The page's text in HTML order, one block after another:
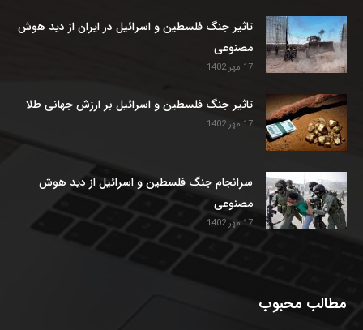
تاثیر جنگ فلسطین و اسرائیل در ایران از دید هوش
مصنوعی
17 مهر 1402
تاثیر جنگ فلسطین و اسرائیل بر ارزش جهانی طلا
17 مهر 1402
سرانجام جنگ فلسطین و اسرائیل از دید هوش
مصنوعی
17 مهر 1402
مطالب محبوب